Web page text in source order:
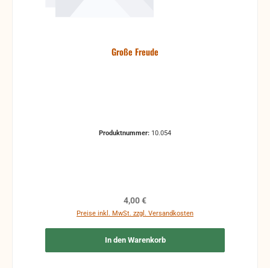
Große Freude
Produktnummer: 10.054
Regulärer Preis:
4,00 €
Preise inkl. MwSt. zzgl. Versandkosten
In den Warenkorb